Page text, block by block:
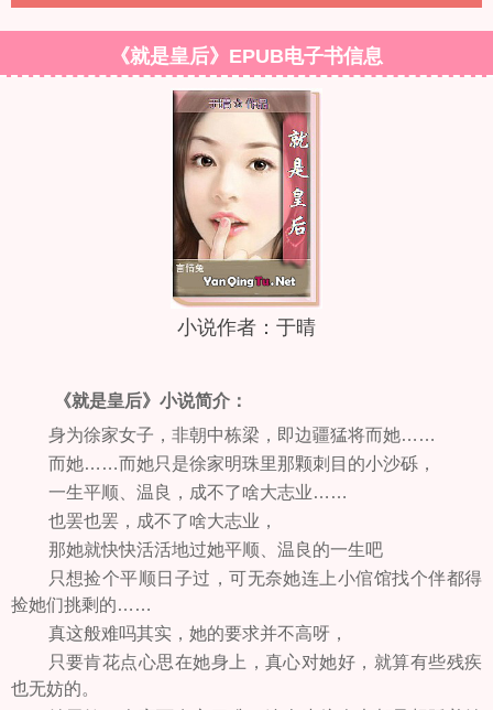
《就是皇后》EPUB电子书信息
小说作者：于晴
《就是皇后》小说简介：
身为徐家女子，非朝中栋梁，即边疆猛将而她……
而她……而她只是徐家明珠里那颗刺目的小沙砾，
一生平顺、温良，成不了啥大志业……
也罢也罢，成不了啥大志业，
那她就快快活活地过她平顺、温良的一生吧
只想捡个平顺日子过，可无奈她连上小倌馆找个伴都得
捡她们挑剩的……
真这般难吗其实，她的要求并不高呀，
只要肯花点心思在她身上，真心对她好，就算有些残疾
也无妨的。